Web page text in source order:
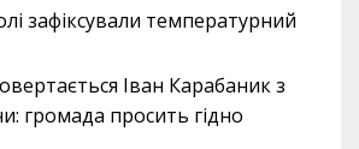
зафіксували температурний
Іван Карабаник з
громада просить гідно